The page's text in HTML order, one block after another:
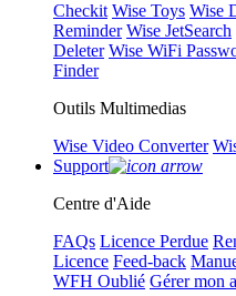
Checkit Wise Toys Wise
Reminder Wise JetSearch
Deleter Wise WiFi
Finder
Outils Multimedias
Wise Video Converter
Support
Centre d'Aide
FAQs Licence Perdue
Licence Feed-back
WFH Oublié Gérer mon